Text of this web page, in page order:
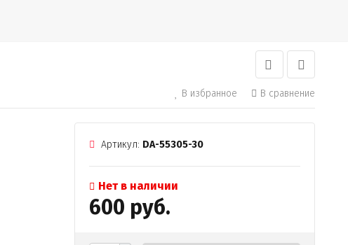
В избранное В сравнение
Артикул: DA-55305-30
Нет в наличии
600 руб.